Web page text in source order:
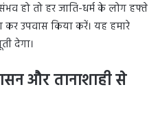
हो तो हर जाति-धर्म के लोग हफ्ते
कर उपवास किया करें। यह हमारे
देगा।
और तानाशाही से